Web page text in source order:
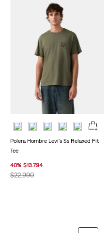
Polera Hombre Levi's Ss Relaxed Fit
Tee
40% $13.794
$22.990